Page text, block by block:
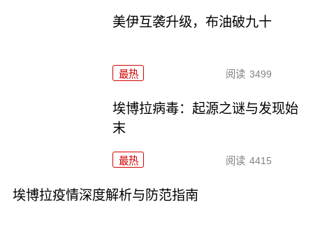
美伊互袭升级，布油破九十
最热 阅读 3499
埃博拉病毒：起源之谜与发现始
末
最热 阅读 4415
埃博拉疫情深度解析与防范指南